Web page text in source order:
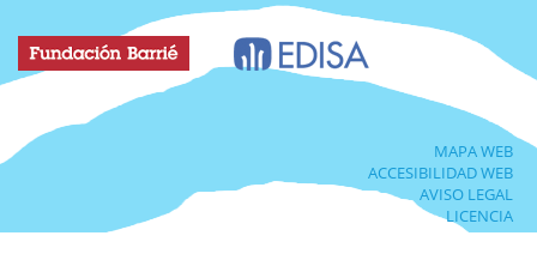
MAPA WEB
ACCESIBILIDAD WEB
AVISO LEGAL
LICENCIA